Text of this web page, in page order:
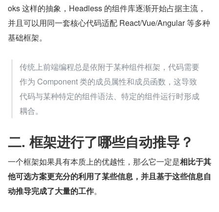
oks 这样的抽象，Headless 的组件库逐渐开始占据主流，
并且可以用同一套核心代码适配 React/Vue/Angular 等多种
基础框架。
传统上前端编程总是依附于某种组件框架，代码需要
作为 Component 类的成员属性和成员函数，这导致
代码与某种特定的组件语法、特定的组件运行时形成
耦合。
二. 框架进行了哪些自动推导？
一个框架如果具有本质上的优越性，那么它一定是相比于其
他可选方案更充分的利用了某些信息，并且基于这些信息自
动推导完成了大量的工作。